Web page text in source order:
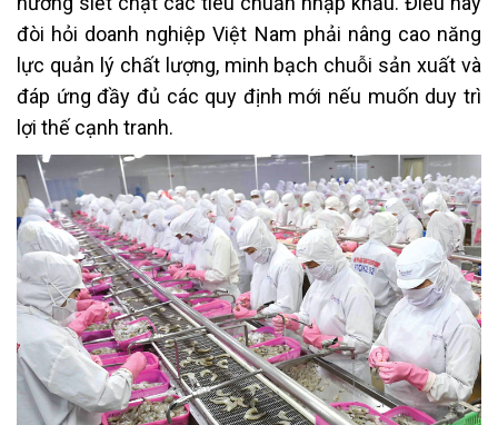
đòi hỏi doanh nghiệp Việt Nam phải nâng cao năng
lực quản lý chất lượng, minh bạch chuỗi sản xuất và
đáp ứng đầy đủ các quy định mới nếu muốn duy trì
lợi thế cạnh tranh.